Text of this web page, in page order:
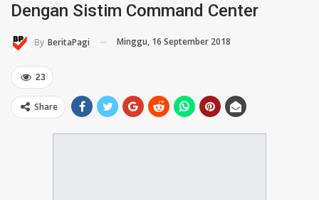
Dengan Sistim Command Center
By BeritaPagi Minggu, 16 September 2018
23
Share